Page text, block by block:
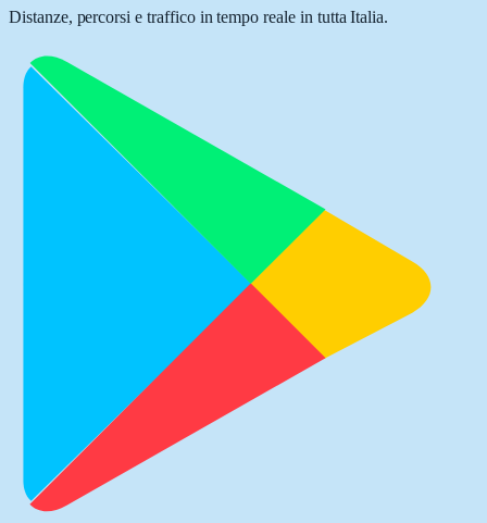
Distanze, percorsi e traffico in tempo reale in tutta Italia.